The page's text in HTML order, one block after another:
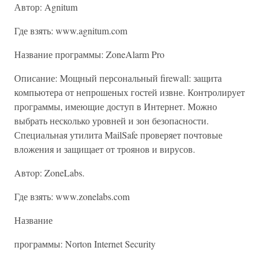
Автор: Agnitum
Где взять: www.agnitum.com
Название программы: ZoneAlarm Pro
Описание: Мощный персональный firewall: защита
компьютера от непрошеных гостей извне. Контролирует
программы, имеющие доступ в Интернет. Можно
выбрать несколько уровней и зон безопасности.
Специальная утилита MailSafe проверяет почтовые
вложения и защищает от троянов и вирусов.
Aвтop: ZoneLabs.
Где взять: www.zonelabs.com
Название
программы: Nоrton Internet Security